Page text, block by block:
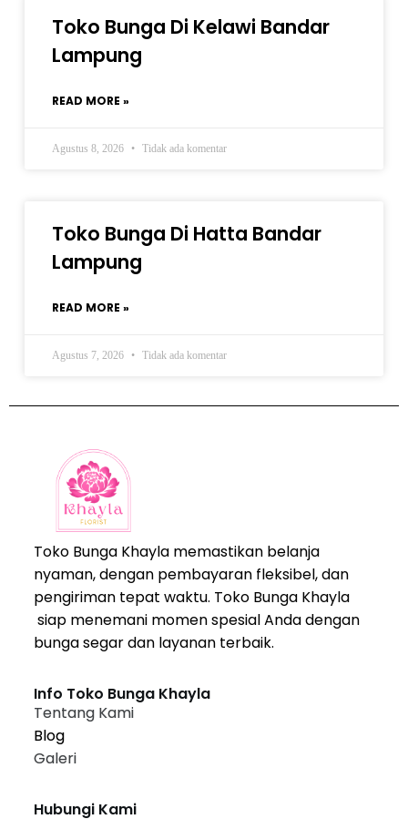
Toko Bunga Di Kelawi Bandar
Lampung
READ MORE »
Agustus 8, 2026 Tidak ada komentar
Toko Bunga Di Hatta Bandar
Lampung
READ MORE »
Agustus 7, 2026 Tidak ada komentar
Toko Bunga Khayla memastikan belanja
nyaman, dengan pembayaran fleksibel, dan
pengiriman tepat waktu. Toko Bunga Khayla
siap menemani momen spesial Anda dengan
bunga segar dan layanan terbaik.
Info Toko Bunga Khayla
Tentang Kami
Blog
Galeri
Hubungi Kami